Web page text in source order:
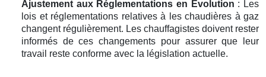
Ajustement aux Réglementations en Évolution : Les
lois et réglementations relatives à les chaudières à gaz
changent régulièrement. Les chauffagistes doivent rester
informés de ces changements pour assurer que leur
travail reste conforme avec la législation actuelle.